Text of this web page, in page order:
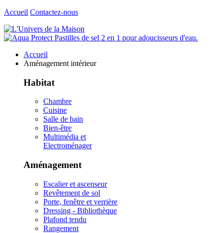
Accueil Contactez-nous
Accueil
Aménagement intérieur
Habitat
Chambre
Cuisine
Salle de bain
Bien-être
Multimédia et
Electroménager
Aménagement
Escalier et ascenseur
Revêtement de sol
Porte, fenêtre et verrière
Dressing - Bibliothèque
Plafond tendu
Rangement